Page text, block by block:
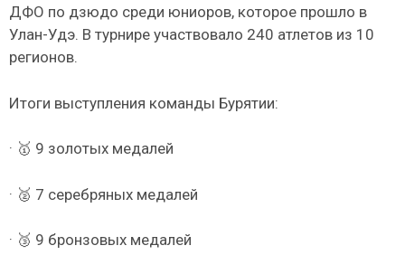
ДФО по дзюдо среди юниоров, которое прошло в
Улан-Удэ. В турнире участвовало 240 атлетов из 10
регионов.
Итоги выступления команды Бурятии:
· 🥇 9 золотых медалей
· 🥈 7 серебряных медалей
· 🥉 9 бронзовых медалей